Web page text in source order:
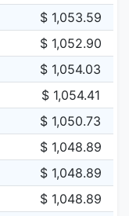
$ 1,053.59
$ 1,052.90
$ 1,054.03
$ 1,054.41
$ 1,050.73
$ 1,048.89
$ 1,048.89
$ 1,048.89